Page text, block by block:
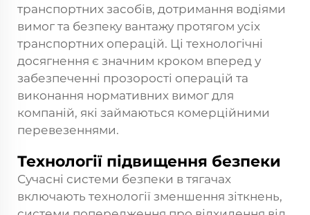
транспортних засобів, дотримання водіями
вимог та безпеку вантажу протягом усіх
транспортних операцій. Ці технологічні
досягнення є значним кроком вперед у
забезпеченні прозорості операцій та
виконання нормативних вимог для
компаній, які займаються комерційними
перевезеннями.
Технології підвищення безпеки
Сучасні системи безпеки в тягачах
включають технології зменшення зіткнень,